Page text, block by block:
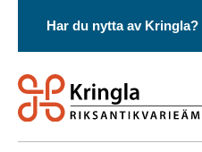
Har du nytta av Kringla?